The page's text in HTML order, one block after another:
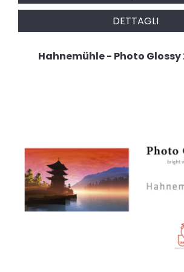
DETTAGLI
Hahnemühle - Photo Glossy